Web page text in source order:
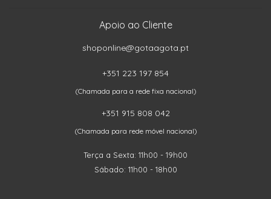
Apoio ao Cliente
shoponline@gotaagota.pt
+351 223 197 854
(Chamada para a rede fixa nacional)
+351 915 808 042
(Chamada para rede móvel nacional)
Terça a Sexta: 11h00 - 19h00
Sábado: 11h00 - 18h00